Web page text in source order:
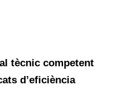
tècnic competent
d’eficiència